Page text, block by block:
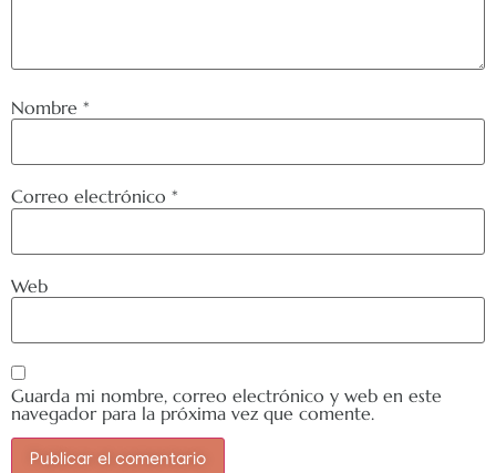
Nombre *
Correo electrónico *
Web
Guarda mi nombre, correo electrónico y web en este
navegador para la próxima vez que comente.